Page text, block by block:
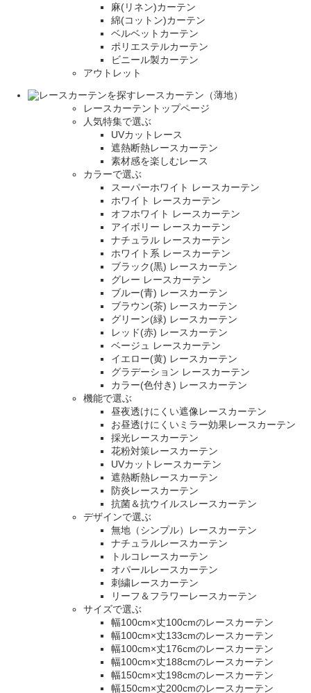
麻(リネン)カーテン
綿(コットン)カーテン
ベルベットカーテン
ポリエステルカーテン
ビニール製カーテン
アウトレット
レースカーテン（薄地）
レースカーテントップページ
人気特集で選ぶ
UVカットレース
遮熱断熱レースカーテン
素材感を楽しむレース
カラーで選ぶ
スーパーホワイト レースカーテン
ホワイト レースカーテン
オフホワイト レースカーテン
アイボリー レースカーテン
ナチュラル レースカーテン
ホワイト系 レースカーテン
ブラック(黒) レースカーテン
グレー レースカーテン
ブルー(青) レースカーテン
ブラウン(茶) レースカーテン
グリーン(緑) レースカーテン
レッド(赤) レースカーテン
ベージュ レースカーテン
イエロー(黄) レースカーテン
グラデーション レースカーテン
カラー(色付き) レースカーテン
機能で選ぶ
昼夜透けにくい遮像レースカーテン
お昼透けにくいミラー効果レースカーテン
採光レースカーテン
花粉対策レースカーテン
UVカットレースカーテン
遮熱断熱レースカーテン
防炎レースカーテン
抗菌＆抗ウイルスレースカーテン
デザインで選ぶ
無地（シンプル）レースカーテン
ナチュラルレースカーテン
トルコレースカーテン
オパールレースカーテン
刺繍レースカーテン
リーフ＆フラワーレースカーテン
サイズで選ぶ
幅100cm×丈100cmのレースカーテン
幅100cm×丈133cmのレースカーテン
幅100cm×丈176cmのレースカーテン
幅100cm×丈188cmのレースカーテン
幅150cm×丈198cmのレースカーテン
幅150cm×丈200cmのレースカーテン